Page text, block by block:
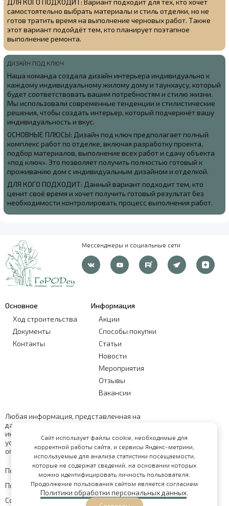
самостоятельно выбрать материалы и стиль отделки, но не
готов тратить время на выполнение черновых работ. Также
этот вариант подойдёт тем, кто планирует поэтапное
выполнение ремонта.
ДИЗАЙН ПОД КЛЮЧ
Наша команда создала дизайн интерьера индивидуально к
каждому индивидуальному жилому дому и таунхаусу, который
будет соответствовать вашим потребностям и стилю жизни.
Мы использовали современные тенденции и стилистические
решения, чтобы создать интерьер, который подчеркнёт вашу
индивидуальность и вкус.
ОСНОВНЫЕ ПЛЮСЫ: Дизайн под ключ предполагает полный
комплекс работ по отделке, включая разработку проекта,
подбор материалов, выполнение всех работ и сдачу объекта
«под ключ». Это позволяет получить полностью готовый к
проживанию дом с индивидуальным дизайном и отделкой.
ДЛЯ КОГО ПОДХОДИТ: Данный вариант подходит тем, кто
ценит своё время и хочет получить готовый результат без
необходимости контролировать процесс выполнения работ.
Мессенджеры и социальные сети
Основное
Ход строительства
Документы
Контакты
Информация
Акции
Способы покупки
Статьи
Новости
Мероприятия
Отзывы
Вакансии
Любая информация, представленная на
данном сайте, носит исключительно
информационный характер и ни при каких
условиях не является публичной офертой,
определяемой положениями статьи 437 ГК РФ
Политика обработки персональных данных
Политика конфиденциальности
Согласие на обработку персональных данных
Сайт использует файлы cookie, необходимые для
корректной работы сайта, и сервисы Яндекс-метрики,
используемые для анализа статистики посещаемости,
которые не содержат сведений, на основании которых
можно идентифицировать личность пользователя.
Продолжение пользования сайтом является согласием
Политики обработки персональных данных